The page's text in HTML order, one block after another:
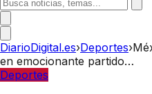
DiarioDigital.es›Deportes›
en emocionante partido…
Deportes